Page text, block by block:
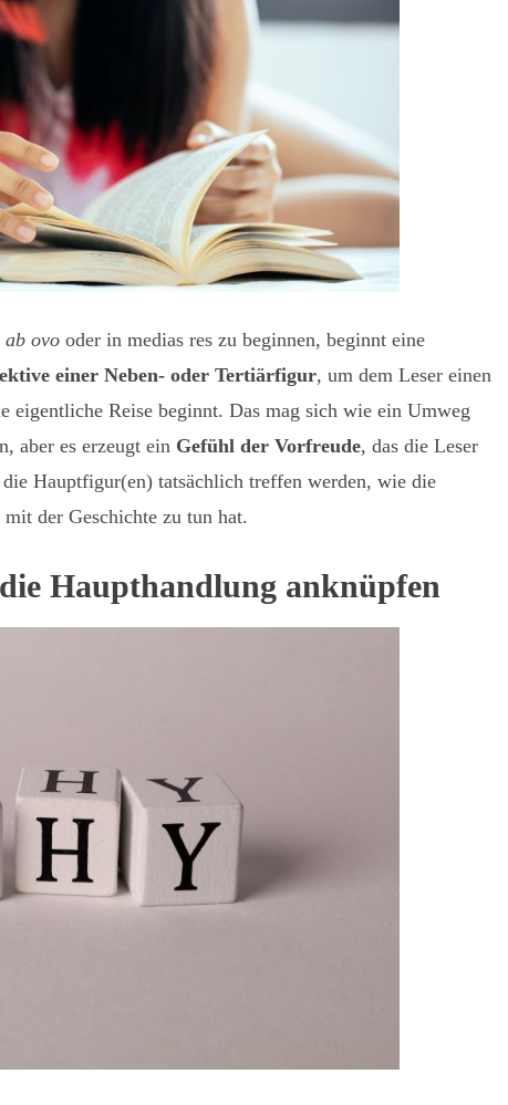
ab ovo oder in medias res zu beginnen, beginnt eine
einer Neben- oder Tertiärfigur, um dem Leser einen
Reise beginnt. Das mag sich wie ein Umweg
aber es erzeugt ein Gefühl der Vorfreude, das die Leser
Hauptfigur(en) tatsächlich treffen werden, wie die
der Geschichte zu tun hat.
Haupthandlung anknüpfen